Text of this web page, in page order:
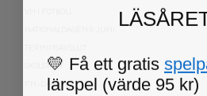
SKOLSTART
FN-DAGEN
💛 Få ett gratis
lärspel (värde 95 kr)